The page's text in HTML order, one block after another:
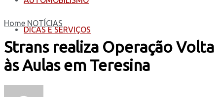
DICAS E SERVIÇOS
Home NOTÍCIAS
Strans realiza Operação Volta
às Aulas em Teresina